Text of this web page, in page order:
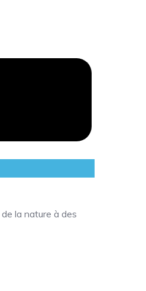
la nature à des